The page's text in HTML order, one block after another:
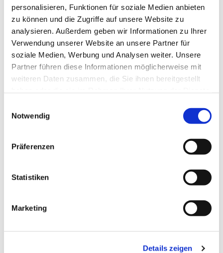
personalisieren, Funktionen für soziale Medien anbieten
zu können und die Zugriffe auf unsere Website zu
analysieren. Außerdem geben wir Informationen zu Ihrer
Verwendung unserer Website an unsere Partner für
soziale Medien, Werbung und Analysen weiter. Unsere
Partner führen diese Informationen möglicherweise mit
weiteren Daten zusammen, die Sie ihnen bereitgestellt
Notwendig
Präferenzen
Statistiken
Marketing
Details zeigen
Dies könnte Sie auch